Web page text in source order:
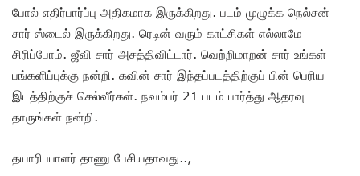
போல் எதிர்பார்ப்பு அதிகமாக இருக்கிறது. படம் முழுக்க நெல்சன்
சார் ஸ்டைல் இருக்கிறது. ரெடின் வரும் காட்சிகள் எல்லாமே
சிரிப்போம். ஜீவி சார் அசத்திவிட்டார். வெற்றிமாறன் சார் உங்கள்
பங்களிப்புக்கு நன்றி. கவின் சார் இந்தப்படத்திற்குப் பின் பெரிய
இடத்திற்குச் செல்வீர்கள். நவம்பர் 21 படம் பார்த்து ஆதரவு
தாருங்கள் நன்றி.
தயாரிபபாளர் தாணு பேசியதாவது..,